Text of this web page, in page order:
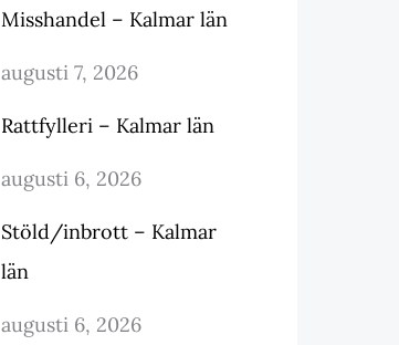
Misshandel – Kalmar län
augusti 7, 2026
Rattfylleri – Kalmar län
augusti 6, 2026
Stöld/inbrott – Kalmar
län
augusti 6, 2026